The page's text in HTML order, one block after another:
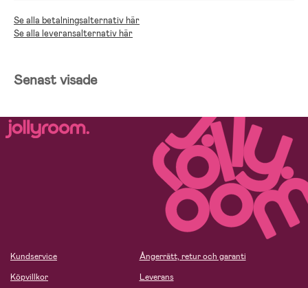
Se alla betalningsalternativ här
Se alla leveransalternativ här
Senast visade
Kundservice
Köpvillkor
Ångerrätt, retur och garanti
Leverans